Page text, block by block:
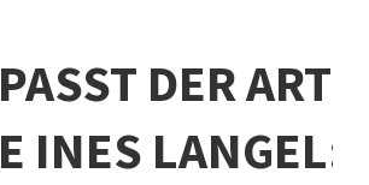
DER
INES LANGEL: